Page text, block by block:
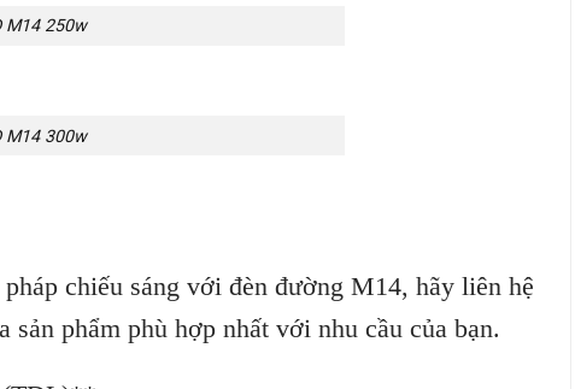
M14 250w
M14 300w
chiếu sáng với đèn đường M14, hãy liên hệ
phẩm phù hợp nhất với nhu cầu của bạn.